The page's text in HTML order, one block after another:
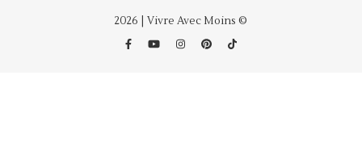
2026 | Vivre Avec Moins ©